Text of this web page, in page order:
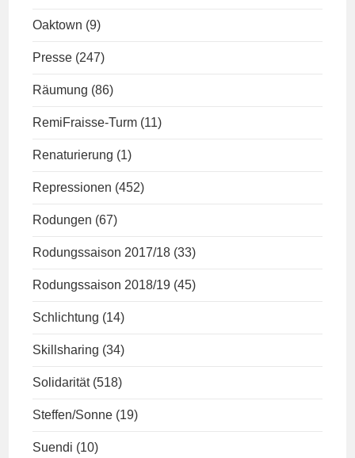
Oaktown (9)
Presse (247)
Räumung (86)
RemiFraisse-Turm (11)
Renaturierung (1)
Repressionen (452)
Rodungen (67)
Rodungssaison 2017/18 (33)
Rodungssaison 2018/19 (45)
Schlichtung (14)
Skillsharing (34)
Solidarität (518)
Steffen/Sonne (19)
Suendi (10)